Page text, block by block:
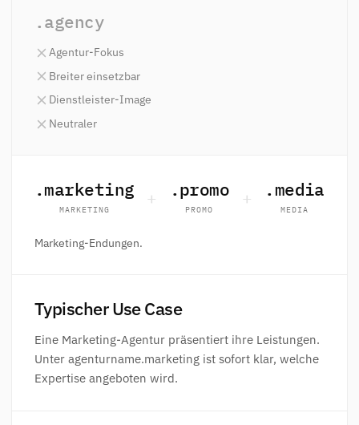
.agency
Agentur-Fokus
Breiter einsetzbar
Dienstleister-Image
Neutraler
.marketing
MARKETING
+ .promo
PROMO
+ .media
MEDIA
Marketing-Endungen.
Typischer Use Case
Eine Marketing-Agentur präsentiert ihre Leistungen.
Unter agenturname.marketing ist sofort klar, welche
Expertise angeboten wird.